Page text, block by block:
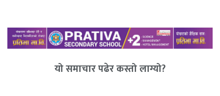
यो समाचार पढेर कस्तो लाग्यो?